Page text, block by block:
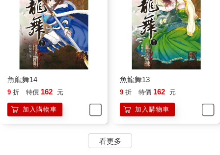
魚龍舞14
9 折 特價 162 元
加入購物車
魚龍舞13
9 折 特價 162 元
加入購物車
看更多